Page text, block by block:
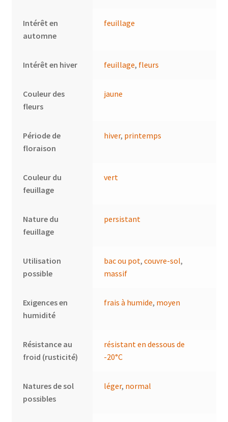
Intérêt en
automne
feuillage
Intérêt en hiver feuillage, fleurs
Couleur des
fleurs
jaune
Période de
floraison
hiver, printemps
Couleur du
feuillage
vert
Nature du
feuillage
persistant
Utilisation
possible
bac ou pot,couvre-sol,
massif
Exigences en
humidité
frais à humide, moyen
Résistance au
froid (rusticité)
résistant en dessous de
-20°C
Natures de sol
possibles
léger, normal